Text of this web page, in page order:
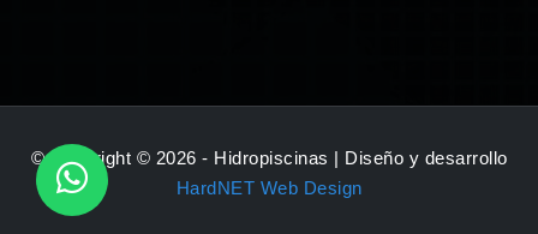
© Copyright © 2026 - Hidropiscinas | Diseño y desarrollo
HardNET Web Design